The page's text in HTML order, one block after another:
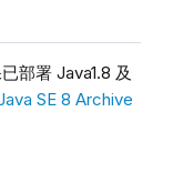
部署 Java1.8 及
SE 8 Archive